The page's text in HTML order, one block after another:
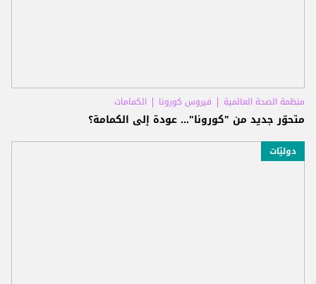
منظمة الصحة العالمية فيروس كورونا الكمامات
متحوّر جديد من "كورونا"... عودة إلى الكمامة؟
دوليّات